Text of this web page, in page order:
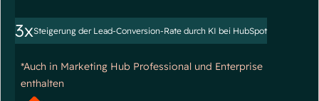
3xSteigerung der Lead-Conversion-Rate durch KI bei HubSpot
*Auch in Marketing Hub Professional und Enterprise
enthalten